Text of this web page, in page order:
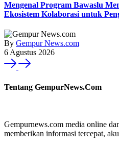
Mengenal Program Bawaslu
Ekosistem Kolaborasi untuk
By Gempur News.com
6 Agustus 2026
Tentang GempurNews.Com
Gempurnews.com media online
memberikan informasi tercepat,